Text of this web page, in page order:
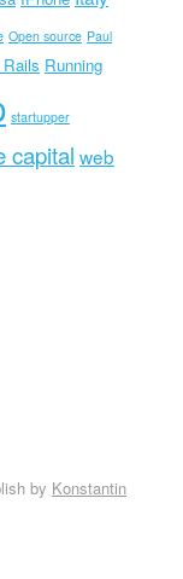
Open source Paul
Running
startupper
capital web
by Konstantin